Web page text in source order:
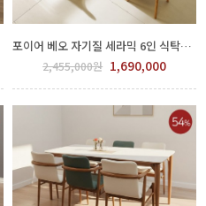
포이어 베오 자기질 세라믹 6인 식탁세트 GJJ180-01/02
2,455,000원 1,690,000